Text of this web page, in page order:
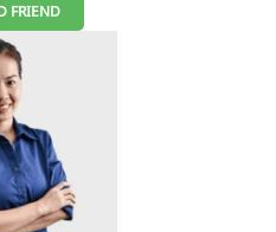
FRIEND